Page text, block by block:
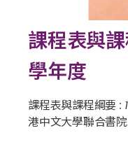
課程表與
學年度
課程表與課程綱要 :
港中文大學聯合書院.